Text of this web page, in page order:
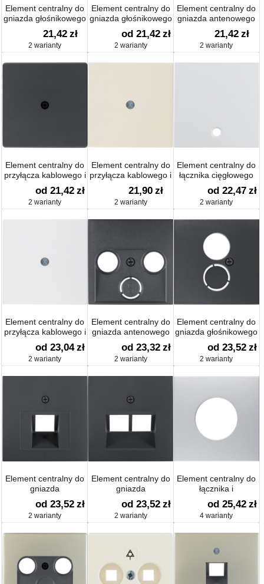
Element centralny do
gniazda głośnikowego
połysk
21,42 zł
2 warianty
Element centralny do
gniazda głośnikowego
aksamit; Q.1
od 21,42 zł
2 warianty
Element centralny do
gniazda antenowego
2- i 3-wyjściowego
połysk
21,42 zł
2 warianty
Element centralny do
przyłącza kablowego i
gniazda VDo aksamit;
Q.1 / Q.3
od 21,42 zł
2 warianty
Element centralny do
przyłącza kablowego i
gniazda VDo połysk
21,90 zł
2 warianty
Element centralny do
łącznika cięgłowego
S.1/B.1/B.3/B.7 Glas
od 22,47 zł
2 warianty
Element centralny do
przyłącza kablowego i
gniazda VDo
S.1/B.1/B.3/B.7 Glas
od 23,04 zł
2 warianty
Element centralny do
gniazda antenowego
2- i 3-wyjściowego
B.1/B.3/B.7 Glas
od 23,32 zł
2 warianty
Element centralny do
gniazda głośnikowego
B.1/B.3/B.7 Glas
od 23,52 zł
2 warianty
Element centralny do
gniazda
przyłączeniowego UAE
1-krotnego B.1/B.3/B.7
Glas
od 23,52 zł
2 warianty
Element centralny do
gniazda
przyłączeniowego UAE
2-krotnego B.1/B.3/B.7
Glas
od 23,52 zł
2 warianty
Element centralny do
łącznika i
sygnalizatora
świetlnego E10;
B.1/B.7 Glas
od 25,42 zł
4 warianty